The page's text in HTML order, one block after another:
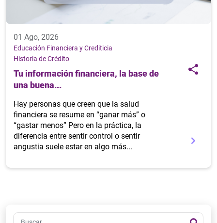
01 Ago, 2026
Educación Financiera y Crediticia
Historia de Crédito
Tu información financiera, la base de
una buena...
Hay personas que creen que la salud
financiera se resume en “ganar más” o
“gastar menos” Pero en la práctica, la
diferencia entre sentir control o sentir
angustia suele estar en algo más...